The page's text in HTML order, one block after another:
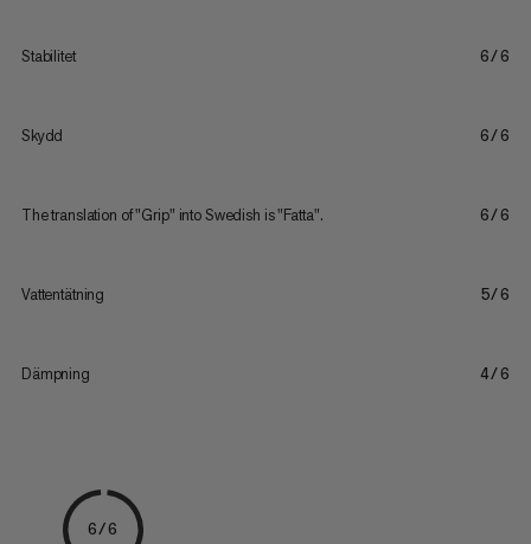
Stabilitet 6/6
Skydd 6/6
The translation of "Grip" into Swedish is "Fatta". 6/6
Vattentätning 5/6
Dämpning 4/6
6/6